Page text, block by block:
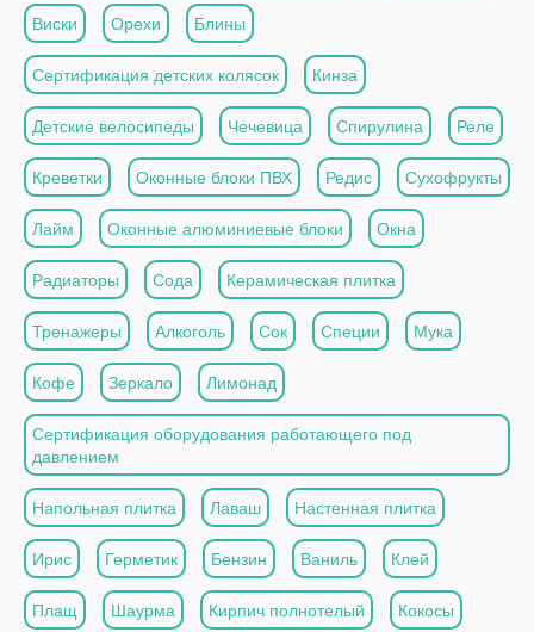
Виски Орехи Блины
Сертификация детских колясок Кинза
Детские велосипеды Чечевица Спирулина Реле
Креветки Оконные блоки ПВХ Редис Сухофрукты
Лайм Оконные алюминиевые блоки Окна
Радиаторы Сода Керамическая плитка
Тренажеры Алкоголь Сок Специи Мука
Кофе Зеркало Лимонад
Сертификация оборудования работающего под
давлением
Напольная плитка Лаваш Настенная плитка
Ирис Герметик Бензин Ваниль Клей
Плащ Шаурма Кирпич полнотелый Кокосы